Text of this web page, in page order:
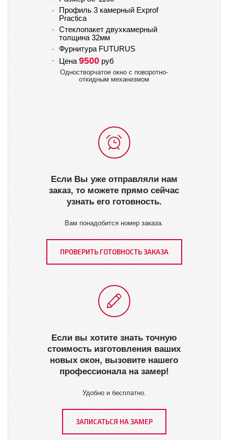
Профиль 3 камерный Exprof
Practica
Стеклопакет двухкамерный
толщина 32мм
Фурнитура FUTURUS
Цена 9500 руб
Одностворчатое окно с поворотно-
откидным механизмом
Если Вы уже отправляли нам
заказ, то можете прямо сейчас
узнать его готовность.
Вам понадобится номер заказа.
ПРОВЕРИТЬ ГОТОВНОСТЬ ЗАКАЗА
Если вы хотите знать точную
стоимость изготовления ваших
новых окон, вызовите нашего
профессионала на замер!
Удобно и бесплатно.
ЗАПИСАТЬСЯ НА ЗАМЕР